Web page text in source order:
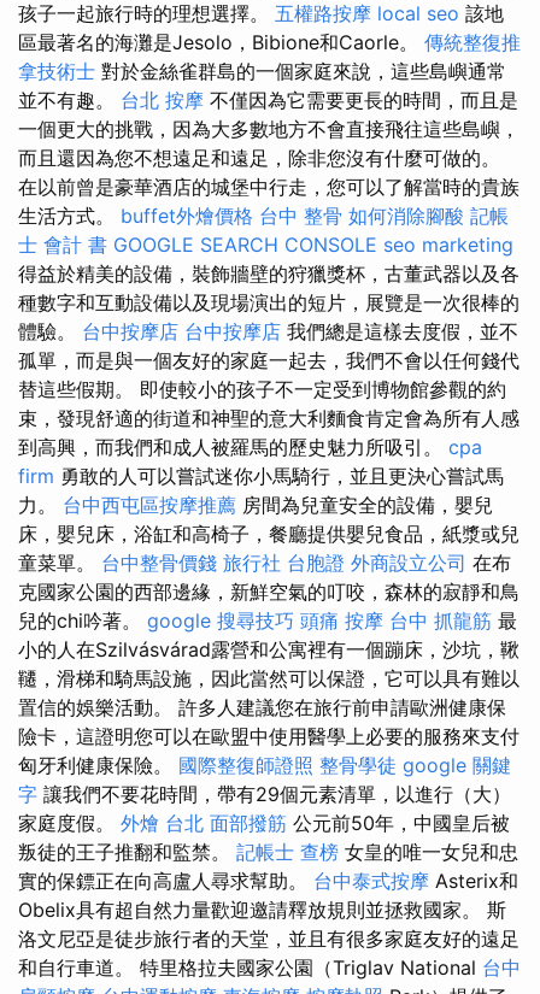
孩子一起旅行時的理想選擇。 五權路按摩 local seo 該地
區最著名的海灘是Jesolo，Bibion​​e和Caorle。 傳統整復推
拿技術士 對於金絲雀群島的一個家庭來說，這些島嶼通常
並不有趣。 台北 按摩 不僅因為它需要更長的時間，而且是
一個更大的挑戰，因為大多數地方不會直接飛往這些島嶼，
而且還因為您不想遠足和遠足，除非您沒有什麼可做的。
在以前曾是豪華酒店的城堡中行走，您可以了解當時的貴族
生活方式。 buffet外燴價格 台中 整骨 如何消除腳酸 記帳
士 會計 書 GOOGLE SEARCH CONSOLE seo marketing
得益於精美的設備，裝飾牆壁的狩獵獎杯，古董武器以及各
種數字和互動設備以及現場演出的短片，展覽是一次很棒的
體驗。 台中按摩店 台中按摩店 我們總是這樣去度假，並不
孤單，而是與一個友好的家庭一起去，我們不會以任何錢代
替這些假期。 即使較小的孩子不一定受到博物館參觀的約
束，發現舒適的街道和神聖的意大利麵食肯定會為所有人感
到高興，而我們和成人被羅馬的歷史魅力所吸引。 cpa
firm 勇敢的人可以嘗試迷你小馬騎行，並且更決心嘗試馬
力。 台中西屯區按摩推薦 房間為兒童安全的設備，嬰兒
床，嬰兒床，浴缸和高椅子，餐廳提供嬰兒食品，紙漿或兒
童菜單。 台中整骨價錢 旅行社 台胞證 外商設立公司 在布
克國家公園的西部邊緣，新鮮空氣的叮咬，森林的寂靜和鳥
兒的chi吟著。 google 搜尋技巧 頭痛 按摩 台中 抓龍筋 最
小的人在Szilvásvárad露營和公寓裡有一個蹦床，沙坑，鞦
韆，滑梯和騎馬設施，因此當然可以保證，它可以具有難以
置信的娛樂活動。 許多人建議您在旅行前申請歐洲健康保
險卡，這證明您可以在歐盟中使用醫學上必要的服務來支付
匈牙利健康保險。 國際整復師證照 整骨學徒 google 關鍵
字 讓我們不要花時間，帶有29個元素清單，以進行（大）
家庭度假。 外燴 台北 面部撥筋 公元前50年，中國皇后被
叛徒的王子推翻和監禁。 記帳士 查榜 女皇的唯一女兒和忠
實的保鏢正在向高盧人尋求幫助。 台中泰式按摩 Asterix和
Obelix具有超自然力量歡迎邀請釋放規則並拯救國家。 斯
洛文尼亞是徒步旅行者的天堂，並且有很多家庭友好的遠足
和自行車道。 特里格拉夫國家公園（Triglav National 台中